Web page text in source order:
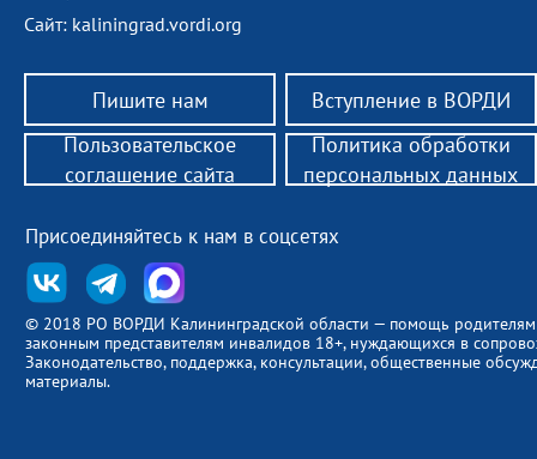
Сайт: kaliningrad.vordi.org
Пишите нам Вступление в ВОРДИ
© 2018 РО ВОРДИ Калининградской области — помощь
законным представителям инвалидов 18+, нуждающихся в
Законодательство, поддержка, консультации, общественные
материалы.
Присоединяйтесь к нам в соцсетях
Пользовательское
соглашение сайта
Политика обработки
персональных данных